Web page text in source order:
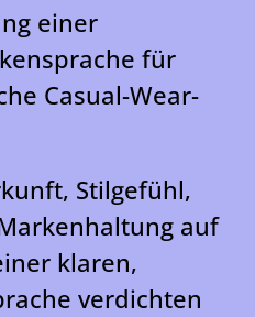
einer
für
Casual-Wear-
Stilgefühl,
auf
klaren,
verdichten